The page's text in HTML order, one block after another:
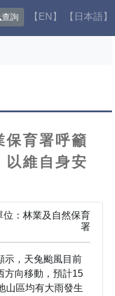
查詢 【EN】 【日本語】
保育署呼籲
以維自身安
位：林業及自然保育
署
示，天兔颱風目前
方向移動，預計15
山區均有大雨發生